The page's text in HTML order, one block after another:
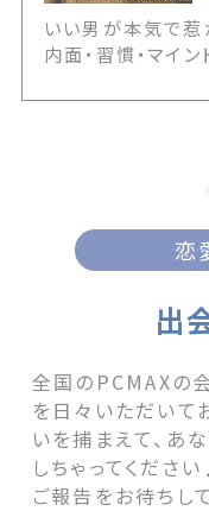
いい男が本気で惹
内面・習慣・マイ
できる魅力を育て
全力でさせてい
ンドセット first
サイトPCMAX.恋
出
全国のPCMAXの
を日々いただいて
いを捕まえて、あ
しちゃってくださ
ご報告をお待ちし